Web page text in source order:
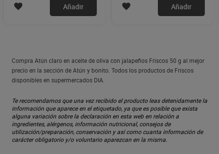
Añadir Añadir
Compra Atún claro en aceite de oliva con jalapeños Friscos 50 g al mejor
precio en la sección de Atún y bonito. Todos los productos de Friscos
disponibles en supermercados DIA.
Te recomendamos que una vez recibido el producto leas detenidamente la
información que aparece en el etiquetado, ya que es posible que exista
alguna variación sobre la declaración en esta web en relación a
ingredientes, alérgenos, información nutricional, consejos de
utilización/preparación, conservación y así como cuanta información de
carácter obligatorio y/o voluntario aparezcan en la misma.